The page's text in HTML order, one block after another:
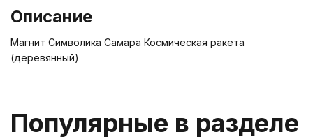
Описание
Магнит Символика Самара Космическая ракета
(деревянный)
Популярные в разделе